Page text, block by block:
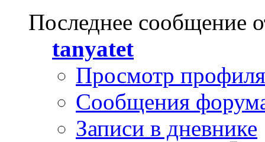
Последнее сообщение
tanyatet
Просмотр профиля
Сообщения
Записи в дневнике